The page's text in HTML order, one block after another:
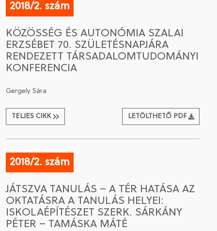
2018/2. szám
KÖZÖSSÉG ÉS AUTONÓMIA SZALAI
ERZSÉBET 70. SZÜLETÉSNAPJÁRA
RENDEZETT TÁRSADALOMTUDOMÁNYI
KONFERENCIA
Gergely Sára
TELJES CIKK LETÖLTHETŐ PDF
2018/2. szám
JÁTSZVA TANULÁS – A TÉR HATÁSA AZ
OKTATÁSRA A TANULÁS HELYEI:
ISKOLAÉPÍTÉSZET SZERK. SÁRKÁNY
PÉTER – TAMÁSKA MÁTÉ